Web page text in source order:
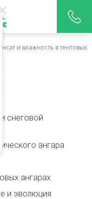
и влажность в тентовых
снеговой
ангара
ангарах
и эволюция